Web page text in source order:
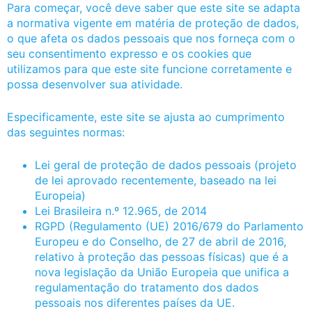
Para começar, você deve saber que este site se adapta
a normativa vigente em matéria de proteção de dados,
o que afeta os dados pessoais que nos forneça com o
seu consentimento expresso e os cookies que
utilizamos para que este site funcione corretamente e
possa desenvolver sua atividade.
Especificamente, este site se ajusta ao cumprimento
das seguintes normas:
Lei geral de proteção de dados pessoais (projeto
de lei aprovado recentemente, baseado na lei
Europeia)
Lei Brasileira n.º 12.965, de 2014
RGPD (Regulamento (UE) 2016/679 do Parlamento
Europeu e do Conselho, de 27 de abril de 2016,
relativo à proteção das pessoas físicas) que é a
nova legislação da União Europeia que unifica a
regulamentação do tratamento dos dados
pessoais nos diferentes países da UE.